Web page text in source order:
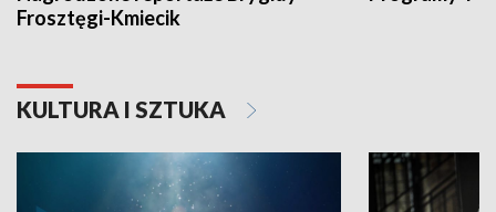
Frosztęgi-Kmiecik
KULTURA I SZTUKA